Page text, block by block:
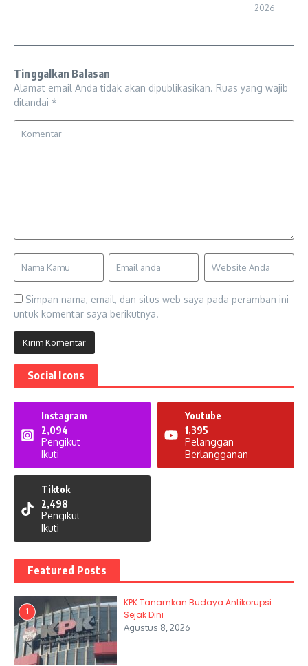
2026
Tinggalkan Balasan
Alamat email Anda tidak akan dipublikasikan. Ruas yang wajib
ditandai *
Simpan nama, email, dan situs web saya pada peramban ini
untuk komentar saya berikutnya.
Social Icons
Instagram
2,094
Pengikut
Ikuti
Youtube
1,395
Pelanggan
Berlangganan
Tiktok
2,498
Pengikut
Ikuti
Featured Posts
1
KPK Tanamkan Budaya Antikorupsi
Sejak Dini
Agustus 8, 2026